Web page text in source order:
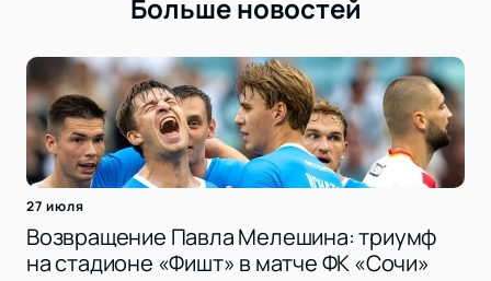
Больше новостей
27 июля
Возвращение Павла Мелешина: триумф
на стадионе «Фишт» в матче ФК «Сочи»